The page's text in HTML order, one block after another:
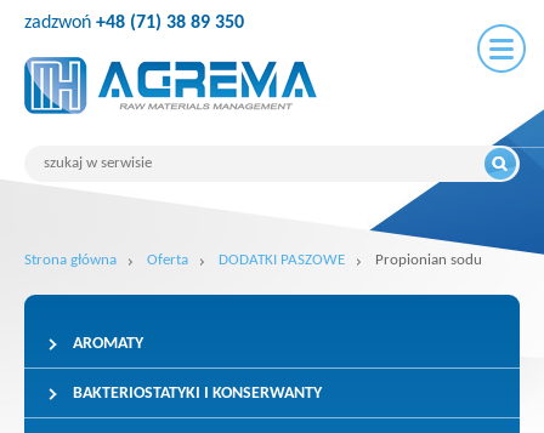
zadzwoń +48 (71) 38 89 350
Strona główna Oferta DODATKI PASZOWE Propionian sodu
AROMATY
BAKTERIOSTATYKI I KONSERWANTY